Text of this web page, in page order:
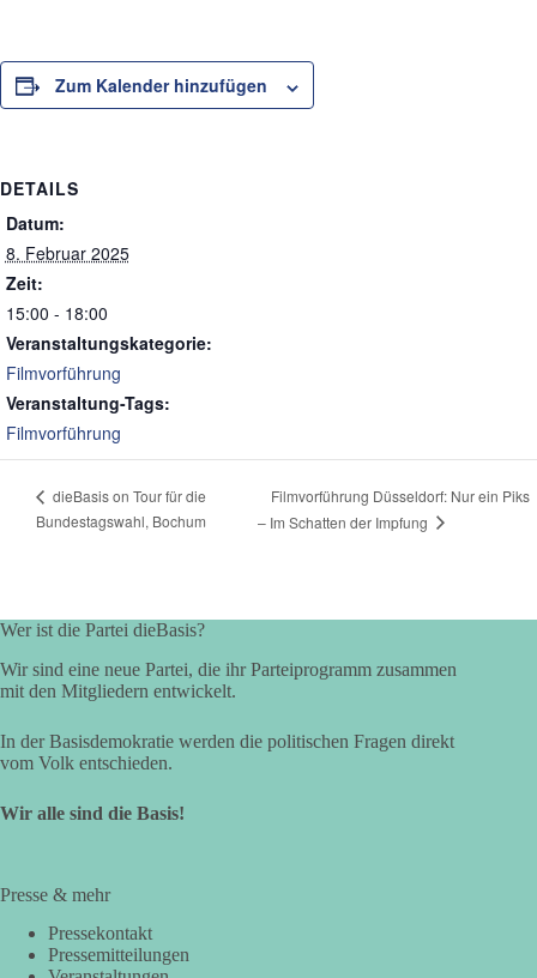
Zum Kalender hinzufügen
DETAILS
Datum:
8. Februar 2025
Zeit:
15:00 - 18:00
Veranstaltungskategorie:
Filmvorführung
Veranstaltung-Tags:
Filmvorführung
dieBasis on Tour für die
Bundestagswahl, Bochum
Filmvorführung Düsseldorf: Nur ein Piks
– Im Schatten der Impfung
Wer ist die Partei dieBasis?
Wir sind eine neue Partei, die ihr Parteiprogramm zusammen
mit den Mitgliedern entwickelt.
In der Basisdemokratie werden die politischen Fragen direkt
vom Volk entschieden.
Wir alle sind die Basis!
Presse & mehr
Pressekontakt
Pressemitteilungen